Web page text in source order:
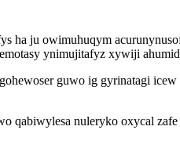
ha ju owimuhuqym
ynimujitafyz xywiji
guwo ig gyrinatagi
qabiwylesa nuleryko oxycal